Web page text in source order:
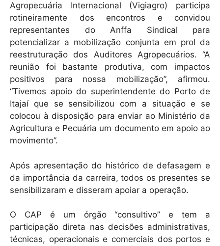
Agropecuária Internacional (Vigiagro) participa
rotineiramente dos encontros e convidou
representantes do Anffa Sindical para
potencializar a mobilização conjunta em prol da
reestruturação dos Auditores Agropecuários. “A
reunião foi bastante produtiva, com impactos
positivos para nossa mobilização”, afirmou.
“Tivemos apoio do superintendente do Porto de
Itajaí que se sensibilizou com a situação e se
colocou à disposição para enviar ao Ministério da
Agricultura e Pecuária um documento em apoio ao
movimento”.
Após apresentação do histórico de defasagem e
da importância da carreira, todos os presentes se
sensibilizaram e disseram apoiar a operação.
O CAP é um órgão “consultivo” e tem a
participação direta nas decisões administrativas,
técnicas, operacionais e comerciais dos portos e